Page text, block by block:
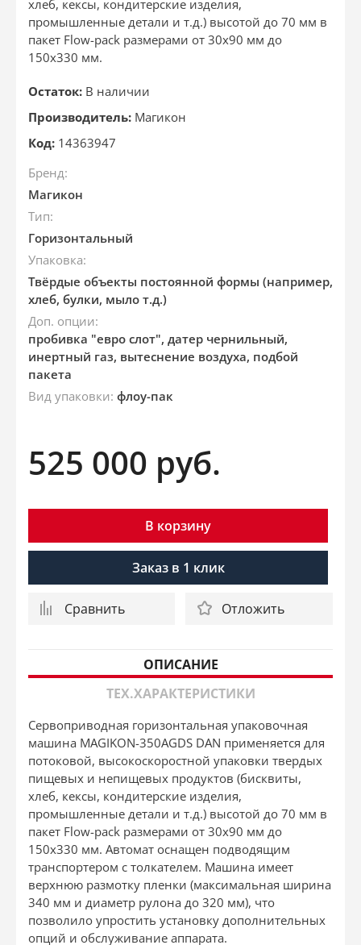
хлеб, кексы, кондитерские изделия,
промышленные детали и т.д.) высотой до 70 мм в
пакет Flow-pack размерами от 30х90 мм до
150х330 мм.
Остаток: В наличии
Производитель: Магикон
Код: 14363947
Бренд:
Магикон
Тип:
Горизонтальный
Упаковка:
Твёрдые объекты постоянной формы (например,
хлеб, булки, мыло т.д.)
Доп. опции:
пробивка "евро слот", датер чернильный,
инертный газ, вытеснение воздуха, подбой
пакета
Вид упаковки: флоу-пак
525 000 руб.
В корзину
Заказ в 1 клик
Сравнить Отложить
ОПИСАНИЕ
ТЕХ.ХАРАКТЕРИСТИКИ
Сервоприводная горизонтальная упаковочная
машина MAGIKON-350AGDS DAN применяется для
потоковой, высокоскоростной упаковки твердых
пищевых и непищевых продуктов (бисквиты,
хлеб, кексы, кондитерские изделия,
промышленные детали и т.д.) высотой до 70 мм в
пакет Flow-pack размерами от 30х90 мм до
150х330 мм. Автомат оснащен подводящим
транспортером с толкателем. Машина имеет
верхнюю размотку пленки (максимальная ширина
340 мм и диаметр рулона до 320 мм), что
позволило упростить установку дополнительных
опций и обслуживание аппарата.